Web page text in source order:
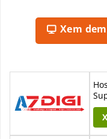
Lọc từ khóa.
Nhiều loại hiển
checkbox.
Dễ dàng tùy
Hỗ trợ
Có thuộc tính
Xem